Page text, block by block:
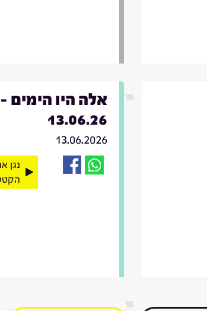
אלה היו הימים -
13.06.26
13.06.2026
נגן